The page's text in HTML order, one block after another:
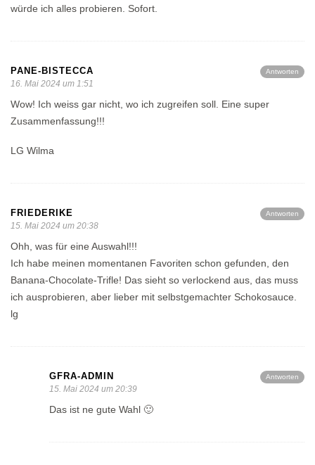
würde ich alles probieren. Sofort.
Antworten
PANE-BISTECCA
16. Mai 2024 um 1:51
Wow! Ich weiss gar nicht, wo ich zugreifen soll. Eine super
Zusammenfassung!!!
LG Wilma
Antworten
FRIEDERIKE
15. Mai 2024 um 20:38
Ohh, was für eine Auswahl!!!
Ich habe meinen momentanen Favoriten schon gefunden, den
Banana-Chocolate-Trifle! Das sieht so verlockend aus, das muss
ich ausprobieren, aber lieber mit selbstgemachter Schokosauce.
lg
Antworten
GFRA-ADMIN
15. Mai 2024 um 20:39
Das ist ne gute Wahl 🙂